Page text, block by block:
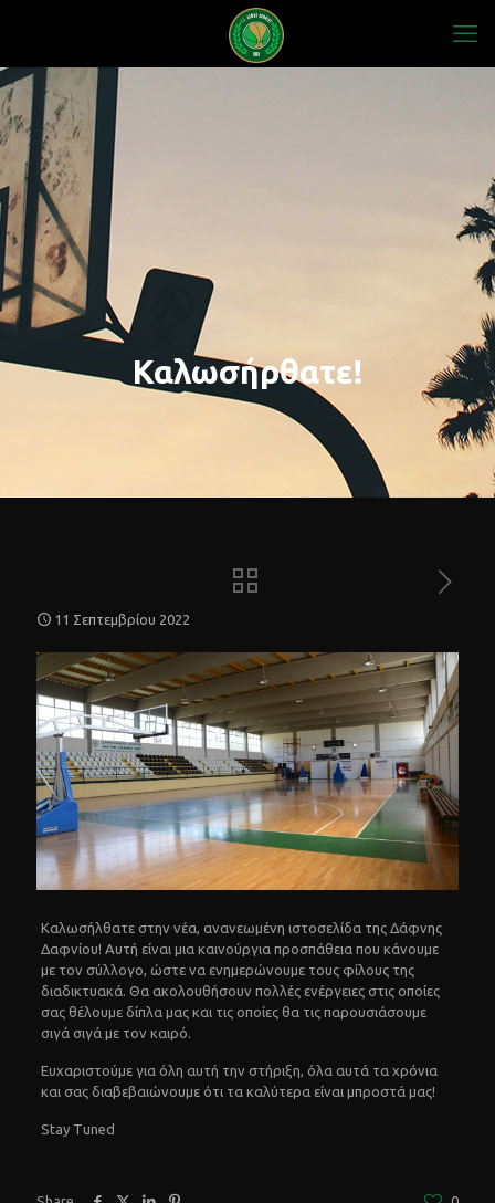
Καλωσήρθατε!
11 Σεπτεμβρίου 2022
Καλωσήλθατε στην νέα, ανανεωμένη ιστοσελίδα της Δάφνης
Δαφνίου! Αυτή είναι μια καινούργια προσπάθεια που κάνουμε
με τον σύλλογο, ώστε να ενημερώνουμε τους φίλους της
διαδικτυακά. Θα ακολουθήσουν πολλές ενέργειες στις οποίες
σας θέλουμε δίπλα μας και τις οποίες θα τις παρουσιάσουμε
σιγά σιγά με τον καιρό.
Ευχαριστούμε για όλη αυτή την στήριξη, όλα αυτά τα χρόνια
και σας διαβεβαιώνουμε ότι τα καλύτερα είναι μπροστά μας!
Stay Tuned